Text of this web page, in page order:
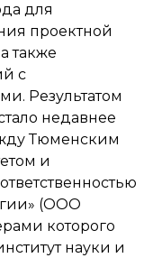
для
проектной
также
с
Результатом
недавнее
Тюменским
и
(ООО
которого
науки и